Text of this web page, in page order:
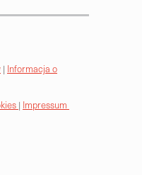
| Informacja o
| Impressum